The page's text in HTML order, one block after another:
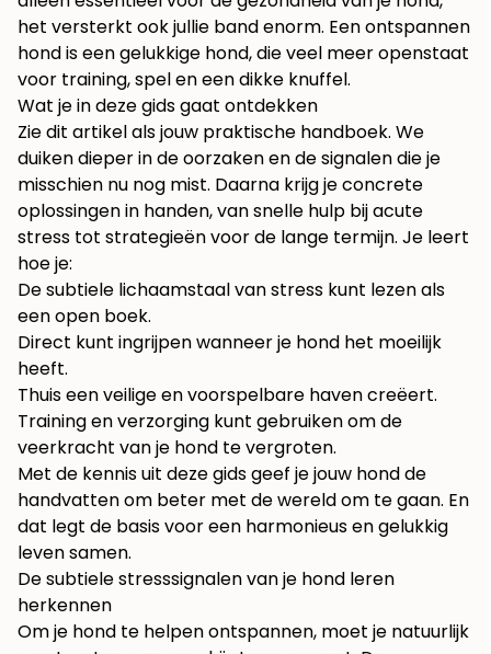
het versterkt ook jullie band enorm. Een ontspannen
hond is een gelukkige hond, die veel meer openstaat
voor training, spel en een dikke knuffel.
Wat je in deze gids gaat ontdekken
Zie dit artikel als jouw praktische handboek. We
duiken dieper in de oorzaken en de signalen die je
misschien nu nog mist. Daarna krijg je concrete
oplossingen in handen, van snelle hulp bij acute
stress tot strategieën voor de lange termijn. Je leert
hoe je:
De subtiele lichaamstaal van stress kunt lezen als
een open boek.
Direct kunt ingrijpen wanneer je hond het moeilijk
heeft.
Thuis een veilige en voorspelbare haven creëert.
Training en verzorging kunt gebruiken om de
veerkracht van je hond te vergroten.
Met de kennis uit deze gids geef je jouw hond de
handvatten om beter met de wereld om te gaan. En
dat legt de basis voor een harmonieus en gelukkig
leven samen.
De subtiele stresssignalen van je hond leren
herkennen
Om je hond te helpen ontspannen, moet je natuurlijk